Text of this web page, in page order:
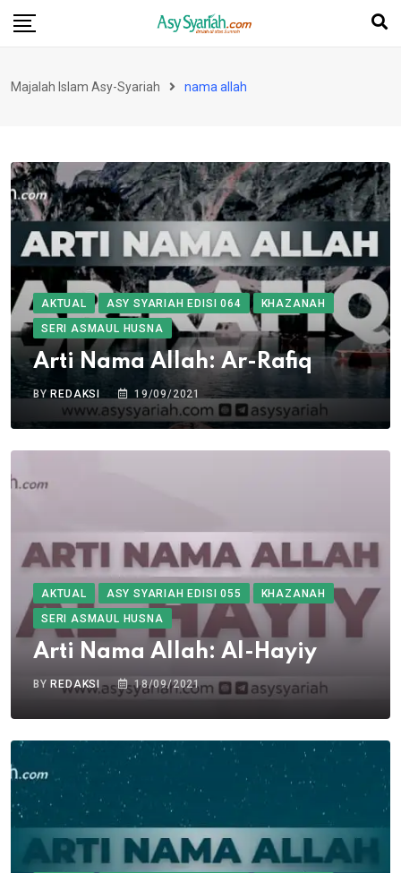
Skip
Majalah Islam Asy-Syariah nama allah
AKTUAL ASY SYARIAH EDISI 064
KHAZANAH
SERI ASMAUL HUSNA
Arti Nama Allah: Ar-Rafiq
BY REDAKSI 19/09/2021
AKTUAL ASY SYARIAH EDISI 055
KHAZANAH
SERI ASMAUL HUSNA
Arti Nama Allah: Al-Hayiy
BYREDAKSI 18/09/2021